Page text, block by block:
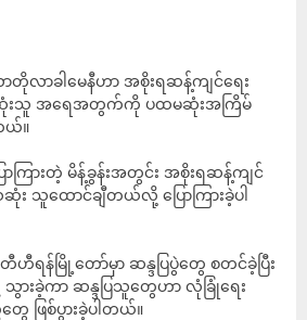
တိုလာခါမေနီဟာ အစိုးရဆန့်ကျင်ရေး
ဆုံးသူ အရေအတွက်ကို ပထမဆုံးအကြိမ်
ယ်။
ာကြားတဲ့ မိန့်ခွန်းအတွင်း အစိုးရဆန့်ကျင်
ဆုံး သူထောင်ချီတယ်လို့ ပြောကြားခဲ့ပါ
ဟီရန်မြို့တော်မှာ ဆန္ဒပြပွဲတွေ စတင်ခဲ့ပြီး
ားခဲ့ကာ ဆန္ဒပြသူတွေဟာ လုံခြုံရေး
ေ ဖြစ်ပွားခဲ့ပါတယ်။